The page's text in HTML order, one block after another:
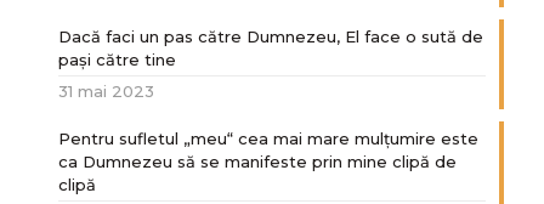
Dacă faci un pas către Dumnezeu, El face o sută de
paşi către tine
31 mai 2023
Pentru sufletul „meu“ cea mai mare mulțumire este
ca Dumnezeu să se manifeste prin mine clipă de
clipă